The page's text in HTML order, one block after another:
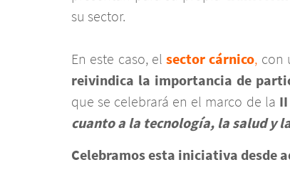
su sector.
En este caso, elsector cárnico, con
reivindica la importancia de
que se celebrará en el marco de la II
cuanto a la tecnología, la salud y
Celebramos esta iniciativa desde